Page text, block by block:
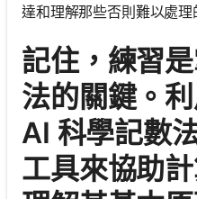
達和理解那些否則難以處理
記住，練習
法的關鍵。
AI 科學記數
工具來協助